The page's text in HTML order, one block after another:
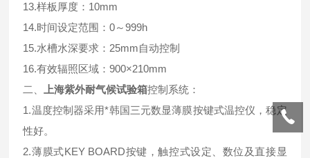
13.样板厚度：10mm
14.时间设定范围：0～999h
15.水槽水深要求：25mm自动控制
16.有效辐照区域：900×210mm
二、
上海紫外耐气候试验箱控制系统：
1.温度控制器采用*韩国三元数显薄膜按键式温控仪，稳定
性好。
2.薄膜式KEY BOARD按键，触控式设定、数位及直接显